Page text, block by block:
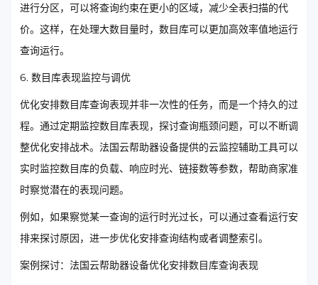
进行分区，可以将查询约束在更小的区域，减少全表扫描的代
价。这样，在处理大数目量时，数目库可以更加高效率值地运行
查询运行。
6. 数目库表现监控与调优
优化安排数目库查询表现并非一次性的任务，而是一个持久的过
程。通过定期监控数目库表现，探讨查询瓶颈问题，可以不断调
整优化安排战术。法国云帮助器设备提供的云监控辅助工具可以
实时监控数目库的负载、响应时光、链接数等参数，帮助商家准
时察觉潜在的表现问题。
例如，如果察觉某一查询的运行时光过长，可以通过查看运行安
排来探讨原因，进一步优化安排查询结构或者调整索引。
案例探讨：法国云帮助器设备优化安排数目库查询表现